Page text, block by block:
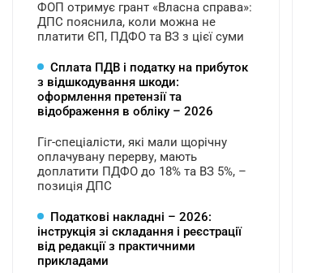
ФОП отримує грант «Власна справа»:
ДПС пояснила, коли можна не
платити ЄП, ПДФО та ВЗ з цієї суми
Сплата ПДВ і податку на прибуток
з відшкодування шкоди:
оформлення претензії та
відображення в обліку – 2026
Гіг-спеціалісти, які мали щорічну
оплачувану перерву, мають
доплатити ПДФО до 18% та ВЗ 5%, –
позиція ДПС
Податкові накладні – 2026:
інструкція зі складання і реєстрації
від редакції з практичними
прикладами